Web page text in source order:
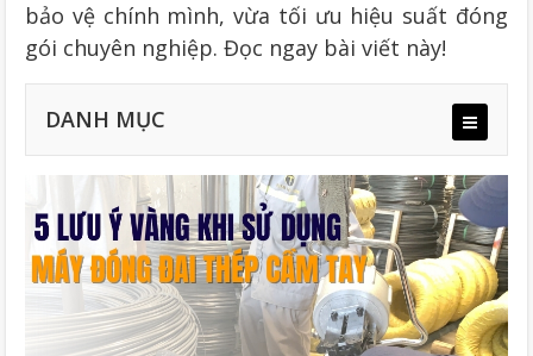
bảo vệ chính mình, vừa tối ưu hiệu suất đóng
gói chuyên nghiệp. Đọc ngay bài viết này!
DANH MỤC
1.1 Rủi ro kỹ thuật và thương tích nếu thao tác sai
1.2 Lợi ích của thao tác máy đóng đai thép cầm tay
chuẩn